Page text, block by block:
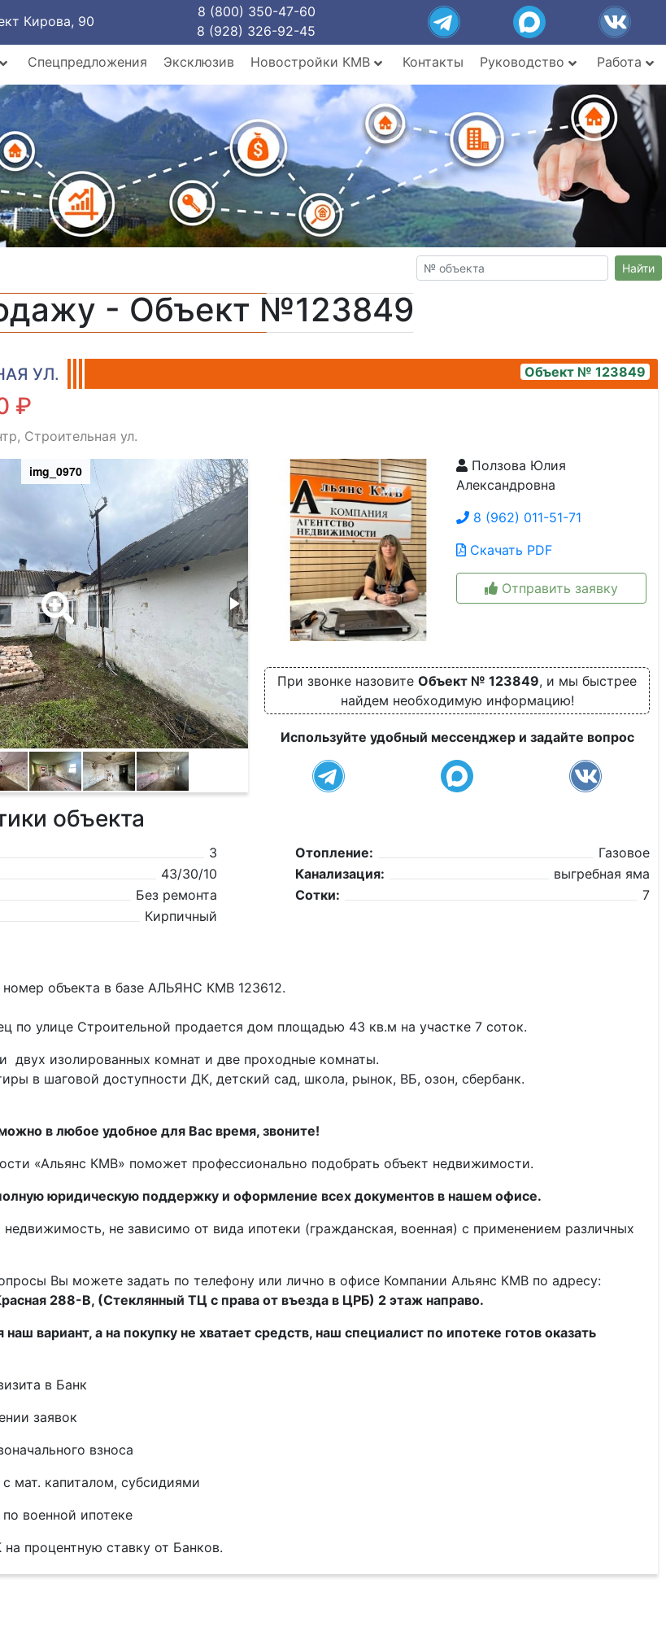
Кирова, 90
8 (800) 350-47-60
8 (928) 326-92-45
Спецпредложения Эксклюзив Новостройки КМВ Контакты Руководство Работа
Найти
- Объект №123849
УЛ. Объект № 123849
₽
Строительная ул.
img_0970 img_0971Ползова Юлия
Александровна
8 (962) 011-51-71
Скачать PDF
Отправить заявку
При звонке назовите Объект № 123849, и мы быстрее
найдем необходимую информацию!
Используйте удобный мессенджер и задайте вопрос
объекта
3
43/30/10
Без ремонта
Кирпичный
Отопление:
Газовое
Канализация:
выгребная яма
Сотки:
7
номер объекта в базе АЛЬЯНС КМВ 123612.
по улице Строительной продается дом площадью 43 кв.м на участке 7 соток.
двух изолированных комнат и две проходные комнаты.
в шаговой доступности ДК, детский сад, школа, рынок, ВБ, озон, сбербанк.
в любое удобное для Вас время, звоните!
«Альянс КМВ» поможет профессионально подобрать объект недвижимости.
юридическую поддержку и оформление всех документов в нашем офисе.
не зависимо от вида ипотеки (гражданская, военная) с применением различных
Вы можете задать по телефону или лично в офисе Компании Альянс КМВ по адресу:
288-В, (Стеклянный ТЦ с права от въезда в ЦРБ) 2 этаж направо.
вариант, а на покупку не хватает средств, наш специалист по ипотеке готов оказать
в Банк
заявок
взноса
мат. капиталом, субсидиями
военной ипотеке
процентную ставку от Банков.